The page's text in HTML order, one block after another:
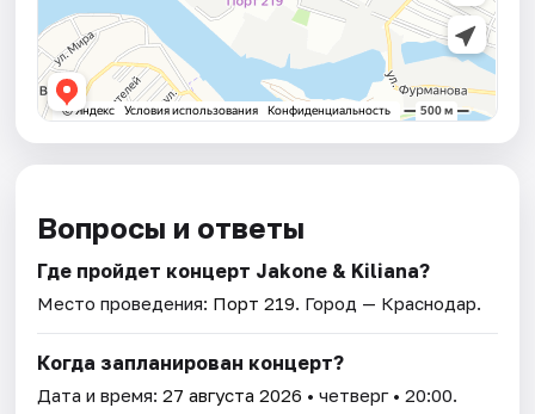
Вопросы и ответы
Где пройдет концерт Jakone & Kiliana?
Место проведения: Порт 219. Город — Краснодар.
Когда запланирован концерт?
Дата и время:27 августа 2026 • четверг • 20:00.